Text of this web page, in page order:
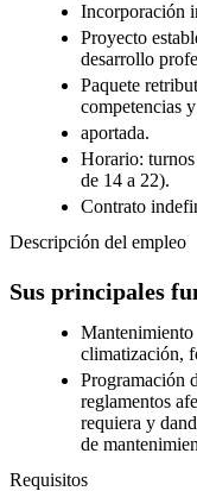
Incorporación
Proyecto
desarrollo
Paquete
competencias
aportada.
Horario: turnos
de 14 a 22).
Contrato
Descripción del empleo
Sus principales
Mantenimiento
climatización,
Programación
reglamentos
requiera y
de
Requisitos